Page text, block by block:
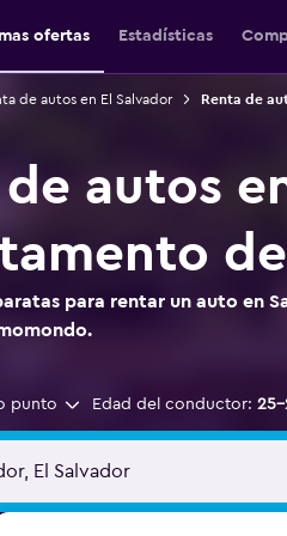
ofertas Estadísticas
de autos en El Salvador Renta de
autos
para rentar un auto en
punto Edad del conductor: 25-